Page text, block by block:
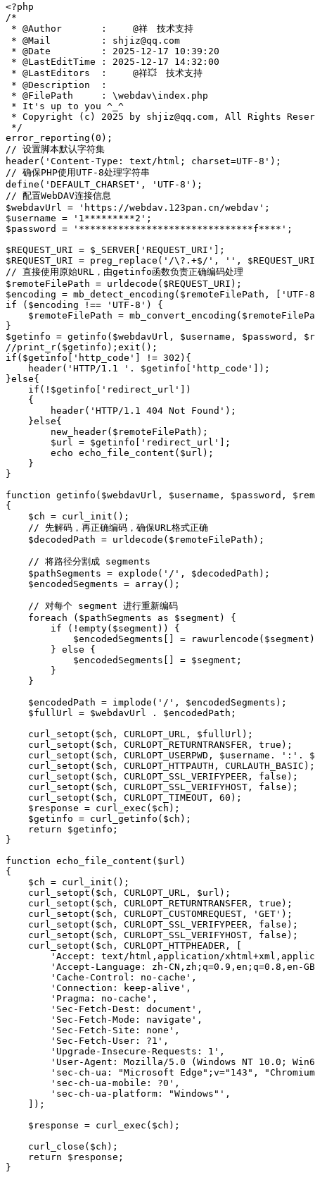
<?php
/*
* @Author       :  　 @祥　技术支持
* @Mail         : shjiz@qq.com
* @Date         : 2025-12-17 10:39:20
* @LastEditTime : 2025-12-17 14:32:00
* @LastEditors  :  　 @祥💥　技术支持
* @Description  :
* @FilePath     : \webdav\index.php
* It's up to you ^_^
* Copyright (c) 2025 by shjiz@qq.com, All Rights
*/
error_reporting(0);
// 设置脚本默认字符集
header('Content-Type: text/html; charset=UTF-8');
// 确保PHP使用UTF-8处理字符串
define('DEFAULT_CHARSET', 'UTF-8');
// 配置WebDAV连接信息
$webdavUrl = 'https://webdav.123pan.cn/webdav';
$username = '1*********2';
$password = '*******************************f****';
$REQUEST_URI = $_SERVER['REQUEST_URI'];
$REQUEST_URI = preg_replace('/\?.+$/', '',
// 直接使用原始URL，由getinfo函数负责正确编码处理
$remoteFilePath = urldecode($REQUEST_URI);
$encoding = mb_detect_encoding($remoteFilePath,
if ($encoding !== 'UTF-8') {
$remoteFilePath =
}
$getinfo = getinfo($webdavUrl, $username, $password,
//print_r($getinfo);exit();
if($getinfo['http_code'] != 302){
header('HTTP/1.1 '. $getinfo['http_code']);
}else{
if(!$getinfo['redirect_url'])
{
header('HTTP/1.1 404 Not Found');
}else{
new_header($remoteFilePath);
$url = $getinfo['redirect_url'];
echo echo_file_content($url);
}
}
function getinfo($webdavUrl, $username, $password,
{
$ch = curl_init();
// 先解码，再正确编码，确保URL格式正确
$decodedPath = urldecode($remoteFilePath);
// 将路径分割成 segments
$pathSegments = explode('/', $decodedPath);
$encodedSegments = array();
// 对每个 segment 进行重新编码
foreach ($pathSegments as $segment) {
if (!empty($segment)) {
$encodedSegments[] =
} else {
$encodedSegments[] = $segment;
}
}
$encodedPath = implode('/', $encodedSegments);
$fullUrl = $webdavUrl . $encodedPath;
curl_setopt($ch, CURLOPT_URL, $fullUrl);
curl_setopt($ch, CURLOPT_RETURNTRANSFER, true);
curl_setopt($ch, CURLOPT_USERPWD, $username. ':'.
curl_setopt($ch, CURLOPT_HTTPAUTH, CURLAUTH_BASIC);
curl_setopt($ch, CURLOPT_SSL_VERIFYPEER, false);
curl_setopt($ch, CURLOPT_SSL_VERIFYHOST, false);
curl_setopt($ch, CURLOPT_TIMEOUT, 60);
$response = curl_exec($ch);
$getinfo = curl_getinfo($ch);
return $getinfo;
}
function echo_file_content($url)
{
$ch = curl_init();
curl_setopt($ch, CURLOPT_URL, $url);
curl_setopt($ch, CURLOPT_RETURNTRANSFER, true);
curl_setopt($ch, CURLOPT_CUSTOMREQUEST, 'GET');
curl_setopt($ch, CURLOPT_SSL_VERIFYPEER, false);
curl_setopt($ch, CURLOPT_SSL_VERIFYHOST, false);
curl_setopt($ch, CURLOPT_HTTPHEADER, [
'Accept: text/html,application/
'Accept-Language: zh-CN,zh;q=0.9,en;q=0.8,en-
'Cache-Control: no-cache',
'Connection: keep-alive',
'Pragma: no-cache',
'Sec-Fetch-Dest: document',
'Sec-Fetch-Mode: navigate',
'Sec-Fetch-Site: none',
'Sec-Fetch-User: ?1',
'Upgrade-Insecure-Requests: 1',
'User-Agent: Mozilla/5.0 (Windows NT 10.0; Win64;
'sec-ch-ua: "Microsoft Edge";v="143",
'sec-ch-ua-mobile: ?0',
'sec-ch-ua-platform: "Windows"',
]);
$response = curl_exec($ch);
curl_close($ch);
return $response;
}